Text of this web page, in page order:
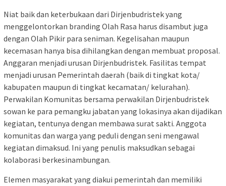
Niat baik dan keterbukaan dari Dirjenbudristek yang
menggelontorkan branding Olah Rasa harus disambut juga
dengan Olah Pikir para seniman. Kegelisahan maupun
kecemasan hanya bisa dihilangkan dengan membuat proposal.
Anggaran menjadi urusan Dirjenbudristek. Fasilitas tempat
menjadi urusan Pemerintah daerah (baik di tingkat kota/
kabupaten maupun di tingkat kecamatan/ kelurahan).
Perwakilan Komunitas bersama perwakilan Dirjenbudristek
sowan ke para pemangku jabatan yang lokasinya akan dijadikan
kegiatan, tentunya dengan membawa surat sakti. Anggota
komunitas dan warga yang peduli dengan seni mengawal
kegiatan dimaksud. Ini yang penulis maksudkan sebagai
kolaborasi berkesinambungan.
Elemen masyarakat yang diakui pemerintah dan memiliki